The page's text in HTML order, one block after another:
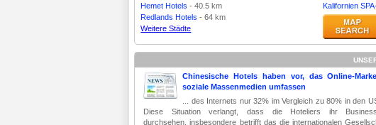
Hemet Hotels - 40.5 km
Redlands Hotels - 64 km
Weitere Städte
Kalifornien
Chinesische Hotels haben vor, das Online-
soziale Massenmedien umfassen
... des Internets nur 32% im Vergleich zu 80% in den
Diese Situation verlangt, dass die Hoteliers ihr
durchsehen, insbesondere betrifft das die internationalen